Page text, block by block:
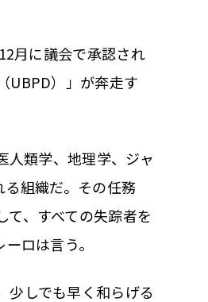
月に議会で承認され
UBPD）」が奔走す
類学、地理学、ジャ
組織だ。その任務
、すべての失踪者を
ロは言う。
しでも早く和らげる